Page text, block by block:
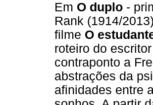
Em O duplo -
Rank (1914/
filme O
roteiro do
contraponto a
abstrações da
afinidades entre